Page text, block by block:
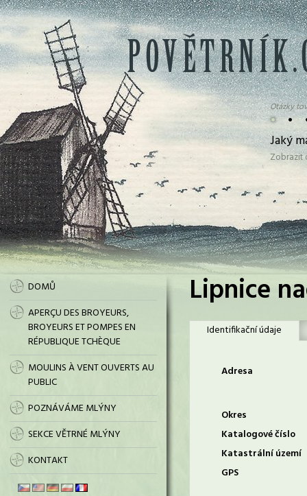
• •
Otázky
Jaký
DOMŮ
APERÇU DES BROYEURS,
BROYEURS ET POMPES EN
RÉPUBLIQUE TCHÈQUE
MOULINS À VENT OUVERTS AU
PUBLIC
POZNÁVÁME MLÝNY
SEKCE VĚTRNÉ MLÝNY
KONTAKT
Lipnice
Identifikační údaje
Adresa
Okres
Katalogové číslo
Katastrální území
GPS